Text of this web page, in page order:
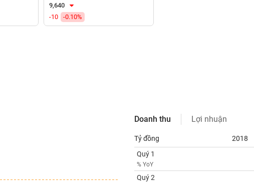
9,640
-10
-0.10%
Doanh thu Lợi nhuận
Tỷ đồng
2018
Quý 1
% YoY
Quý 2